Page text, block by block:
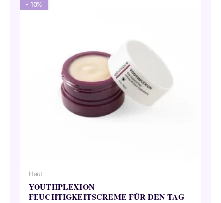
- 10%
Haut
YOUTHPLEXION
FEUCHTIGKEITSCREME FÜR DEN TAG